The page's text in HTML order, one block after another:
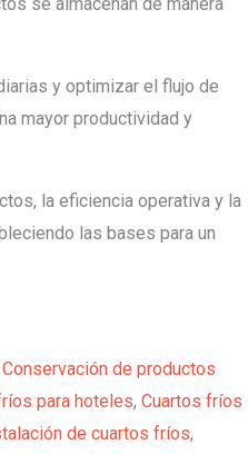
y optimizar el flujo de
mayor productividad y
la eficiencia operativa y la
las bases para un
Conservación de productos
para hoteles, Cuartos fríos
de cuartos fríos,